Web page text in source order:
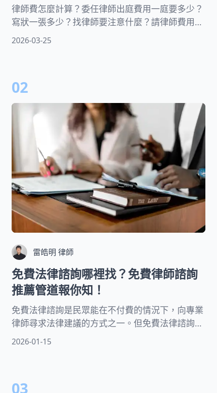
律師費怎麼計算？委任律師出庭費用一庭要多少？
寫狀一張多少？找律師要注意什麼？請律師費用看
這篇解析就夠！本文整理五種律師服務項目、四種
2026-03-25
02
雷皓明 律師
免費法律諮詢哪裡找？免費律師諮詢
推薦管道報你知！
免費法律諮詢是民眾能在不付費的情況下，向專業
律師尋求法律建議的方式之一。但免費法律諮詢好
嗎？哪邊有線上免費法律諮詢呢？假日也有免費法
2026-01-15
03